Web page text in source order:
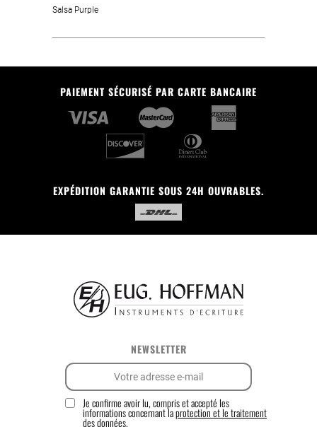
Salsa Purple
PAIEMENT SÉCURISÉ PAR CARTE BANCAIRE
EXPÉDITION GARANTIE SOUS 24H OUVRABLES.
NEWSLETTER
Je confirme avoir lu, compris et accepté les
informations concernant laprotection et le traitement
des données.